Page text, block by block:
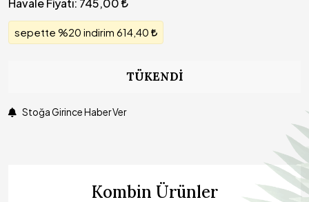
Ürünümüz birim olarak fiyatlandırılmıştır. Ürünümüze Ampul dahil
değildir.
Ürünümüzde LED E27 duylu ampul kullanılmalıdır.
sepette %20 indirim 614,40
TÜKENDI
Stoğa Girince Haber Ver
Kombin Ürünler